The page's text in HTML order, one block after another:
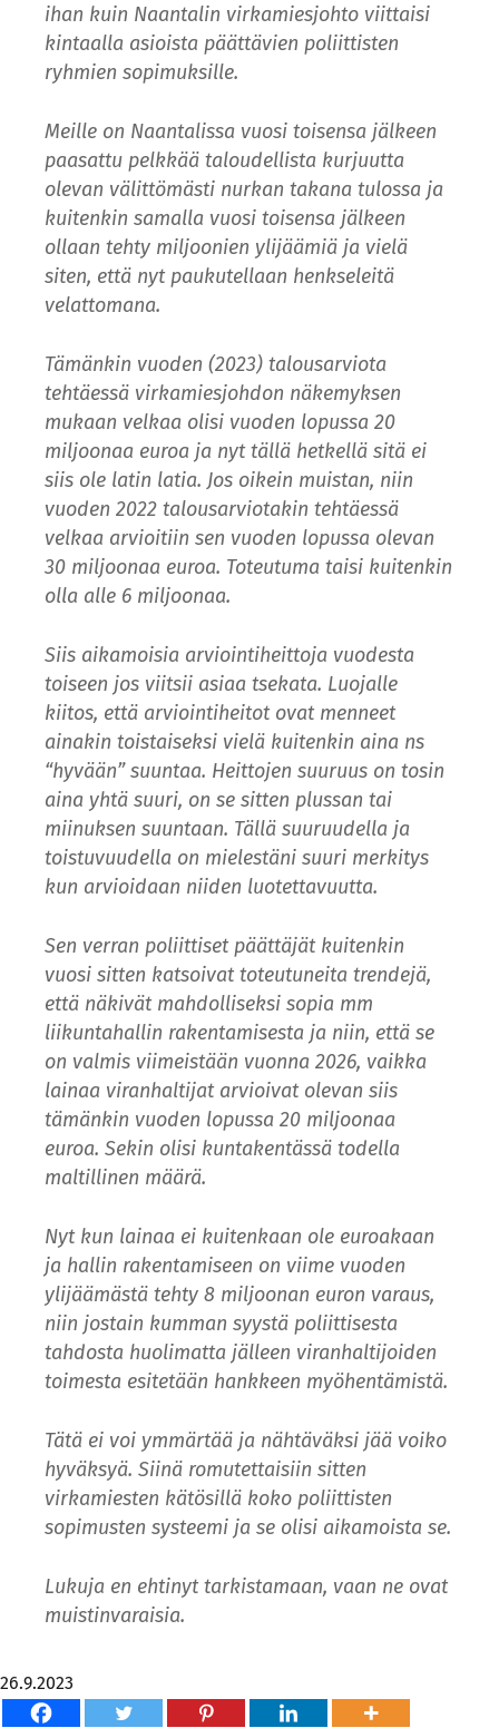
ihan kuin Naantalin virkamiesjohto viittaisi
kintaalla asioista päättävien poliittisten
ryhmien sopimuksille.
Meille on Naantalissa vuosi toisensa jälkeen
paasattu pelkkää taloudellista kurjuutta
olevan välittömästi nurkan takana tulossa ja
kuitenkin samalla vuosi toisensa jälkeen
ollaan tehty miljoonien ylijäämiä ja vielä
siten, että nyt paukutellaan henkseleitä
velattomana.
Tämänkin vuoden (2023) talousarviota
tehtäessä virkamiesjohdon näkemyksen
mukaan velkaa olisi vuoden lopussa 20
miljoonaa euroa ja nyt tällä hetkellä sitä ei
siis ole latin latia. Jos oikein muistan, niin
vuoden 2022 talousarviotakin tehtäessä
velkaa arvioitiin sen vuoden lopussa olevan
30 miljoonaa euroa. Toteutuma taisi kuitenkin
olla alle 6 miljoonaa.
Siis aikamoisia arviointiheittoja vuodesta
toiseen jos viitsii asiaa tsekata. Luojalle
kiitos, että arviointiheitot ovat menneet
ainakin toistaiseksi vielä kuitenkin aina ns
“hyvään” suuntaa. Heittojen suuruus on tosin
aina yhtä suuri, on se sitten plussan tai
miinuksen suuntaan. Tällä suuruudella ja
toistuvuudella on mielestäni suuri merkitys
kun arvioidaan niiden luotettavuutta.
Sen verran poliittiset päättäjät kuitenkin
vuosi sitten katsoivat toteutuneita trendejä,
että näkivät mahdolliseksi sopia mm
liikuntahallin rakentamisesta ja niin, että se
on valmis viimeistään vuonna 2026, vaikka
lainaa viranhaltijat arvioivat olevan siis
tämänkin vuoden lopussa 20 miljoonaa
euroa. Sekin olisi kuntakentässä todella
maltillinen määrä.
Nyt kun lainaa ei kuitenkaan ole euroakaan
ja hallin rakentamiseen on viime vuoden
ylijäämästä tehty 8 miljoonan euron varaus,
niin jostain kumman syystä poliittisesta
tahdosta huolimatta jälleen viranhaltijoiden
toimesta esitetään hankkeen myöhentämistä.
Tätä ei voi ymmärtää ja nähtäväksi jää voiko
hyväksyä. Siinä romutettaisiin sitten
virkamiesten kätösillä koko poliittisten
sopimusten systeemi ja se olisi aikamoista se.
Lukuja en ehtinyt tarkistamaan, vaan ne ovat
muistinvaraisia.
26.9.2023